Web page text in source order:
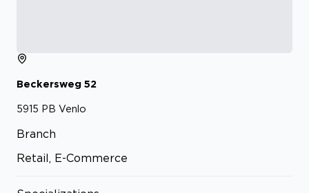
Beckersweg 52
5915 PB Venlo
Branch
Retail, E-Commerce